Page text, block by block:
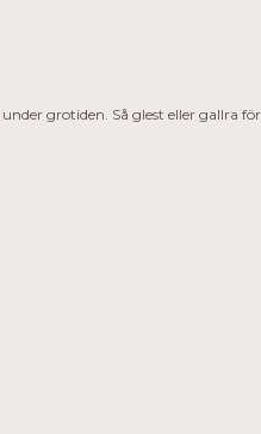
grotiden. Så glest eller gallra